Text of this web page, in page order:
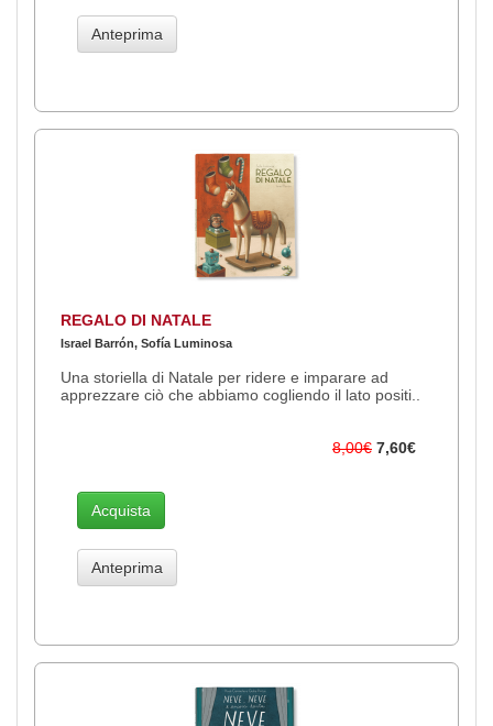
Anteprima
REGALO DI NATALE
Israel Barrón, Sofía Luminosa
Una storiella di Natale per ridere e imparare ad
apprezzare ciò che abbiamo cogliendo il lato positi..
8,00€ 7,60€
Acquista
Anteprima